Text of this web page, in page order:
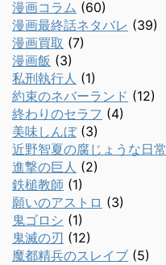
漫画コラム (60)
漫画最終話ネタバレ (39)
漫画買取 (7)
漫画飯 (3)
私刑執行人 (1)
約束のネバーランド (12)
終わりのセラフ (4)
美味しんぼ(3)
近野智夏の腐じょうな日常
進撃の巨人 (2)
鉄槌教師 (1)
願いのアストロ (3)
鬼ゴロシ (1)
鬼滅の刃 (12)
魔都精兵のスレイブ (5)